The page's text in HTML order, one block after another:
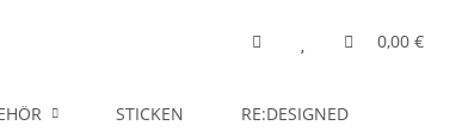
0,00 €
STICKEN RE:DESIGNED